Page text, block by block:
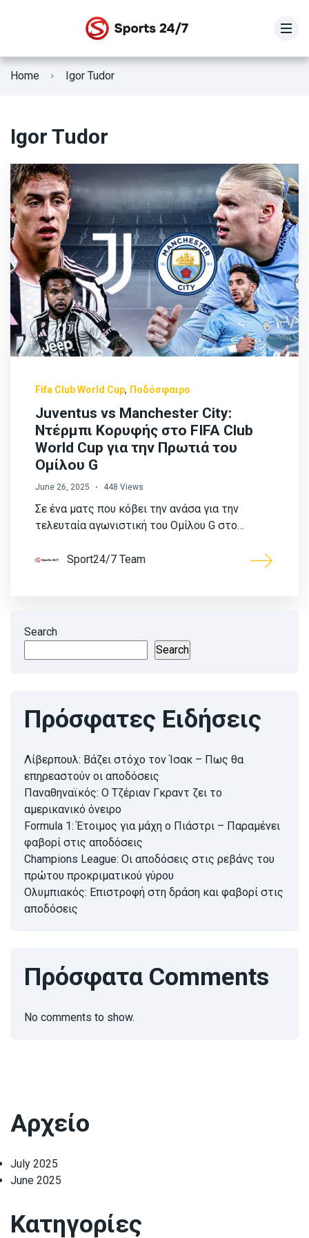
Home Igor Tudor
Igor Tudor
Fifa Club World Cup, Ποδόσφαιρο
Juventus vs Manchester City:
Ντέρμπι Κορυφής στο FIFA Club
World Cup για την Πρωτιά του
Ομίλου G
June 26, 2025 448 Views
Σε ένα ματς που κόβει την ανάσα για την
τελευταία αγωνιστική του Ομίλου G στο…
Sport24/7 Team
Search
Search
Πρόσφατες Ειδήσεις
Λίβερπουλ: Βάζει στόχο τον Ίσακ – Πως θα
επηρεαστούν οι αποδόσεις
Παναθηναϊκός: Ο Τζέριαν Γκραντ ζει το
αμερικανικό όνειρο
Formula 1: Έτοιμος για μάχη ο Πιάστρι – Παραμένει
φαβορί στις αποδόσεις
Champions League: Οι αποδόσεις στις ρεβάνς του
πρώτου προκριματικού γύρου
Ολυμπιακός: Επιστροφή στη δράση και φαβορί στις
αποδόσεις
Πρόσφατα Comments
No comments to show.
Αρχείο
July 2025
June 2025
Κατηγορίες
ΕΘΝΙΚΗ ΕΛΛΑΔΟΣ
Fifa Club World Cup